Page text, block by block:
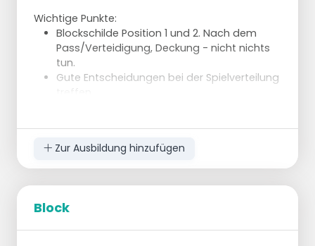
Wichtige Punkte:
Blockschilde Position 1 und 2. Nach dem
Pass/Verteidigung, Deckung - nicht nichts
tun.
Gute Entscheidungen bei der Spielverteilung
Wenn alle auf diese Weise an der Reihe waren,
Abwehren auf den Positionen 1, 2, 5 und 6.
Zur Ausbildung hinzufügen
Block